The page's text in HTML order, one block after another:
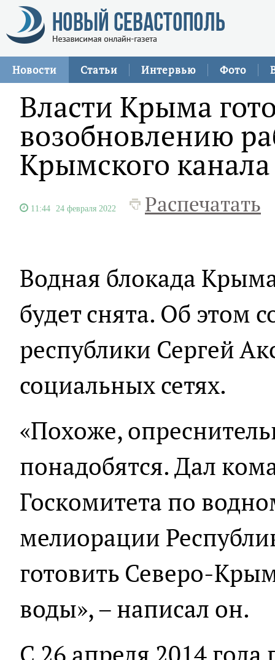
Новости Статьи Интервью Фото
Власти Крыма
возобновлению
Крымского канала
11:44 24 февраля 2022 Распечатать
Водная блокада
будет снята. Об этом
республики Сергей
социальных сетях.
«Похоже,
понадобятся. Дал
Госкомитета по
мелиорации
готовить Северо-
воды», – написал он.